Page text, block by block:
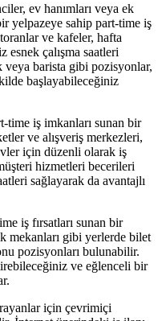
ev hanımları veya ek
yelpazeye sahip part-time iş
ve kafeler, hafta
esnek çalışma saatleri
veya barista gibi pozisyonlar,
başlayabileceğiniz
time iş imkanları sunan bir
ve alışveriş merkezleri,
için düzenli olarak iş
hizmetleri becerileri
sağlayarak da avantajlı
iş fırsatları sunan bir
mekanları gibi yerlerde bilet
pozisyonları bulunabilir.
ve eğlenceli bir
için çevrimiçi